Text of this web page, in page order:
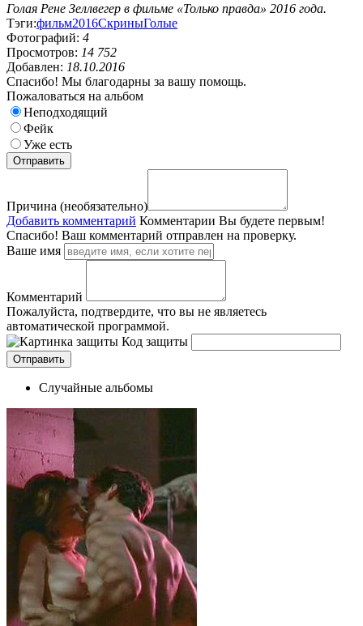
Голая Рене Зеллвегер в фильме «Только правда» 2016 года.
Тэги:фильм2016СкриныГолые
Фотографий: 4
Просмотров: 14 752
Добавлен: 18.10.2016
Спасибо! Мы благодарны за вашу помощь.
Пожаловаться на альбом
Неподходящий
Фейк
Уже есть
Причина (необязательно)
Добавить комментарий Комментарии Вы будете первым!
Спасибо! Ваш комментарий отправлен на проверку.
Ваше имя
Комментарий
Пожалуйста, подтвердите, что вы не являетесь
автоматической программой.
Код защиты
Случайные альбомы